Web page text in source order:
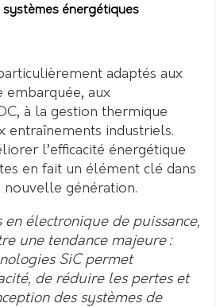
énergétiques
adaptés aux
embarquée, aux
à la gestion thermique
entraînements industriels.
l’efficacité énergétique
en fait un élément clé dans
nouvelle génération.
en électronique de puissance,
une tendance majeure :
SiC permet
de réduire les pertes et
des systèmes de